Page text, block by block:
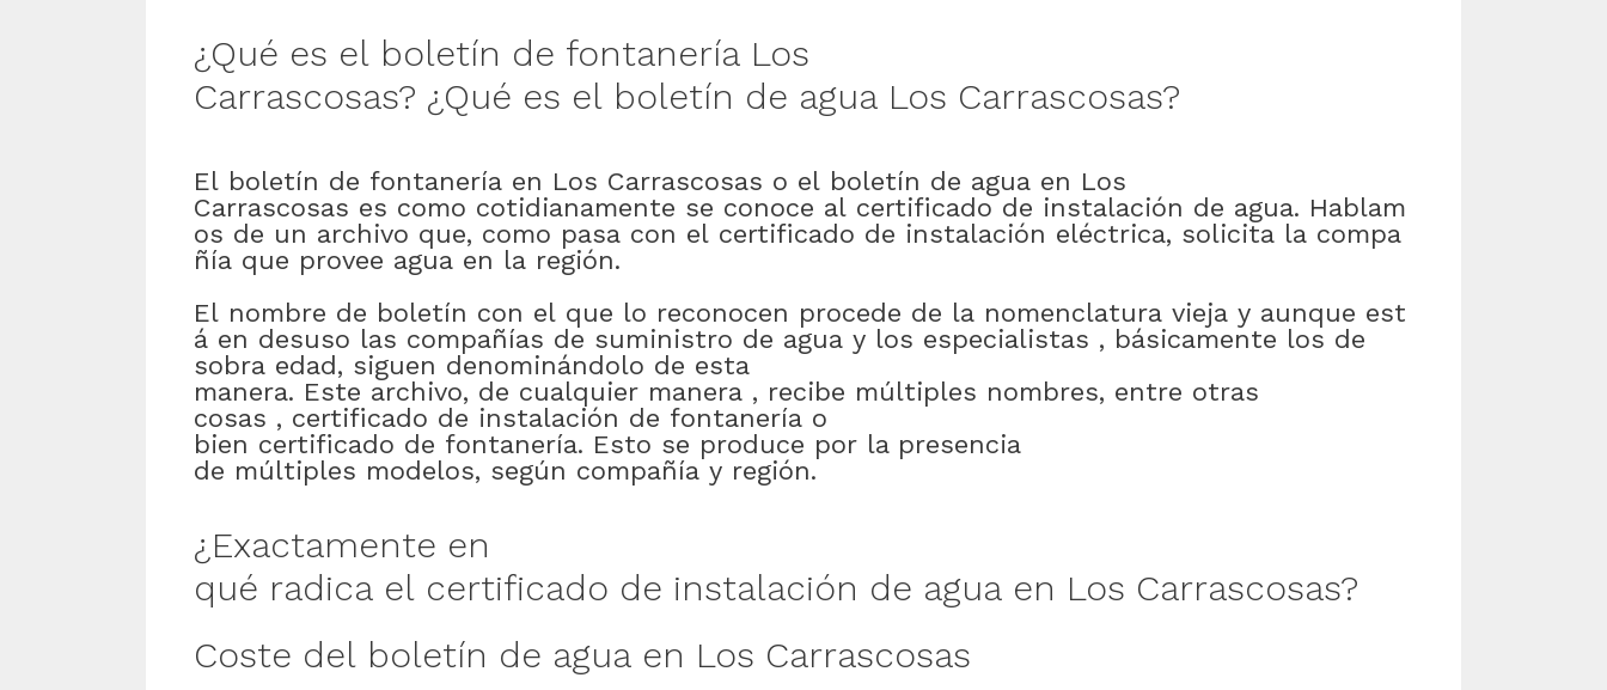
¿Qué es el boletín de fontanería Los
Carrascosas? ¿Qué es el boletín de agua Los Carrascosas?
El boletín de fontanería en Los Carrascosas o el boletín de agua en Los
Carrascosas es como cotidianamente se conoce al certificado de instalación de agua. Hablam
os de un archivo que, como pasa con el certificado de instalación eléctrica, solicita la compa
ñía que provee agua en la región.
El nombre de boletín con el que lo reconocen procede de la nomenclatura vieja y aunque est
á en desuso las compañías de suministro de agua y los especialistas , básicamente los de
sobra edad, siguen denominándolo de esta
manera. Este archivo, de cualquier manera , recibe múltiples nombres, entre otras
cosas , certificado de instalación de fontanería o
bien certificado de fontanería. Esto se produce por la presencia
de múltiples modelos, según compañía y región.
¿Exactamente en
qué radica el certificado de instalación de agua en Los Carrascosas?
Coste del boletín de agua en Los Carrascosas